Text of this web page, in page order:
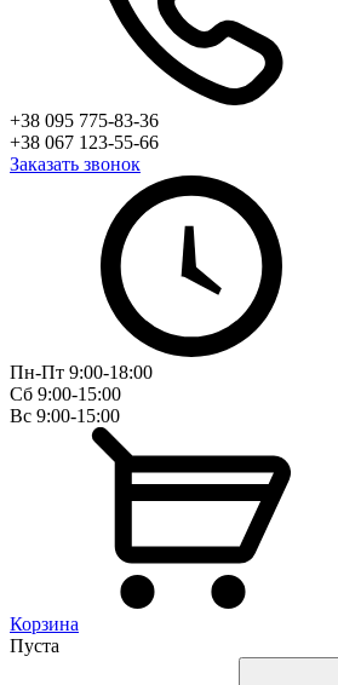
+38 095 775-83-36
+38 067 123-55-66
Заказать звонок
Пн-Пт 9:00-18:00
Сб 9:00-15:00
Вс 9:00-15:00
Корзина
Пуста